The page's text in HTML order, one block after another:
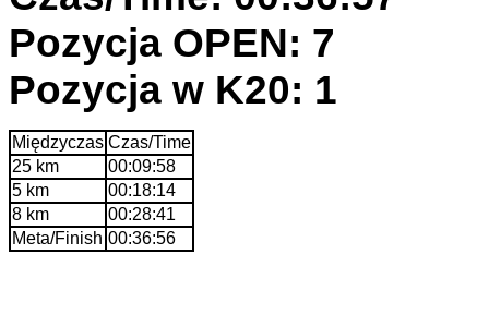
Pozycja OPEN: 7
Pozycja w K20: 1
Międzyczas Czas/Time
25 km
00:09:58
5 km
00:18:14
8 km
00:28:41
Meta/Finish 00:36:56